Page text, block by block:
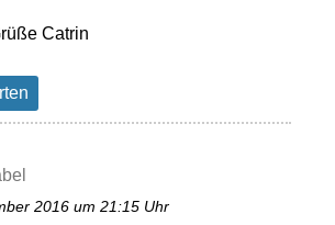
Catrin
2016 um 21:15 Uhr